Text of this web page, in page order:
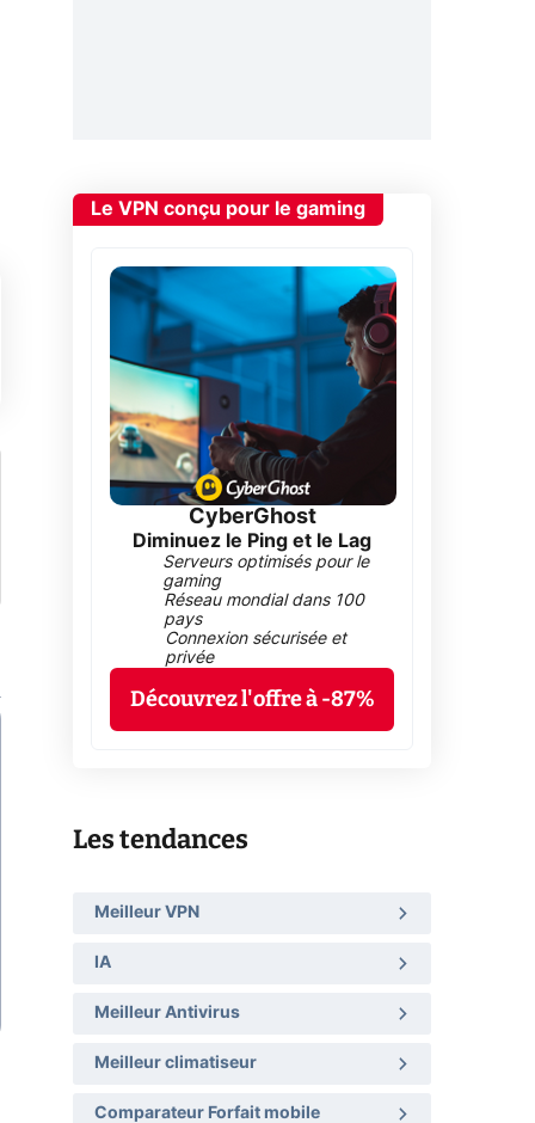
Le VPN conçu pour le gaming
CyberGhost
Diminuez le Ping et le Lag
Serveurs optimisés pour le
gaming
Réseau mondial dans 100
pays
Connexion sécurisée et
privée
Découvrez l'offre à -87%
Les tendances
Meilleur VPN
IA
Meilleur Antivirus
Meilleur climatiseur
Comparateur Forfait mobile